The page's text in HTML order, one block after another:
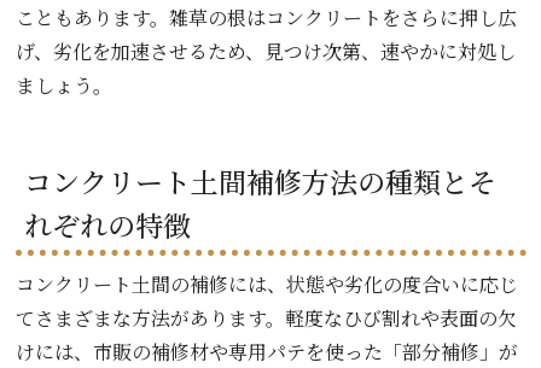
こともあります。雑草の根はコンクリートをさらに押し広
げ、劣化を加速させるため、見つけ次第、速やかに対処し
ましょう。
コンクリート土間補修方法の種類とそ
れぞれの特徴
コンクリート土間の補修には、状態や劣化の度合いに応じ
てさまざまな方法があります。軽度なひび割れや表面の欠
けには、市販の補修材や専用パテを使った「部分補修」が